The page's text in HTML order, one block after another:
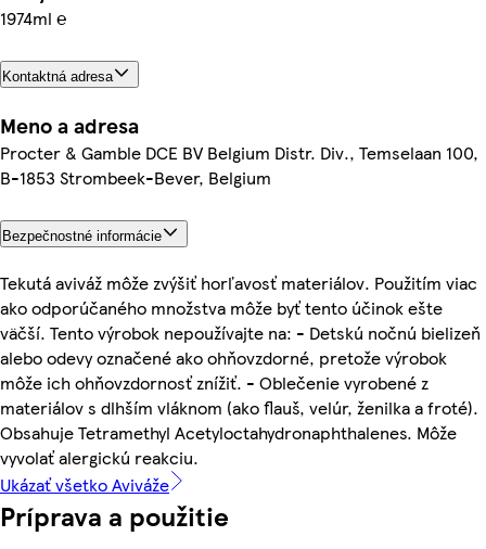
1974ml ℮
Kontaktná adresa
Meno a adresa
Procter & Gamble DCE BV Belgium Distr. Div., Temselaan 100,
B-1853 Strombeek-Bever, Belgium
Bezpečnostné informácie
Tekutá aviváž môže zvýšiť horľavosť materiálov. Použitím viac
ako odporúčaného množstva môže byť tento účinok ešte
väčší. Tento výrobok nepoužívajte na: - Detskú nočnú bielizeň
alebo odevy označené ako ohňovzdorné, pretože výrobok
môže ich ohňovzdornosť znížiť. - Oblečenie vyrobené z
materiálov s dlhším vláknom (ako flauš, velúr, ženilka a froté).
Obsahuje Tetramethyl Acetyloctahydronaphthalenes. Môže
vyvolať alergickú reakciu.
Ukázať všetko Aviváže
Príprava a použitie